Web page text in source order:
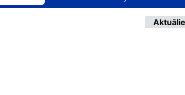
Aktuālie